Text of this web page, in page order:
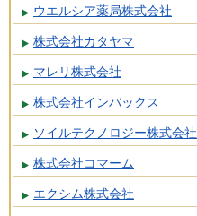
ウエルシア薬局株式会社
株式会社カタヤマ
マレリ株式会社
株式会社インバックス
ソイルテクノロジー株式会社
株式会社コマーム
エクシム株式会社